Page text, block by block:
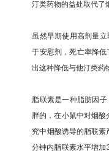
汀类药物的益处取代了
虽然早期使用高剂量
于安慰剂，死亡率降
出这种降低与他汀类药
脂联素是一种脂肪因
胖的，在小鼠中对烟
究中烟酸诱导的脂联
分钟内脂联素水平增